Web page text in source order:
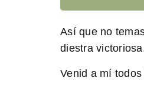
Así que no
diestra
Venid a mí